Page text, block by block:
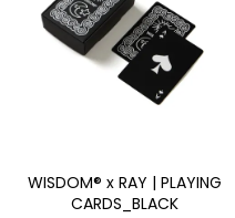
WISDOM® x RAY | PLAYING
CARDS_BLACK